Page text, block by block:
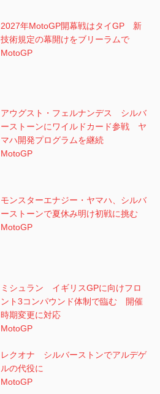
2027年MotoGP開幕戦はタイGP 新
技術規定の幕開けをブリーラムで
MotoGP
アウグスト・フェルナンデス シルバ
ーストーンにワイルドカード参戦 ヤ
マハ開発プログラムを継続
MotoGP
モンスターエナジー・ヤマハ、シルバ
ーストーンで夏休み明け初戦に挑む
MotoGP
ミシュラン イギリスGPに向けフロ
ント3コンパウンド体制で臨む 開催
時期変更に対応
MotoGP
レクオナ シルバーストンでアルデゲ
ルの代役に
MotoGP